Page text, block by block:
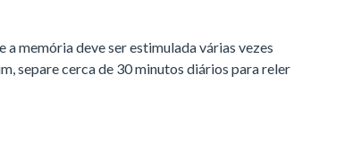
memória deve ser estimulada várias vezes
separe cerca de 30 minutos diários para reler